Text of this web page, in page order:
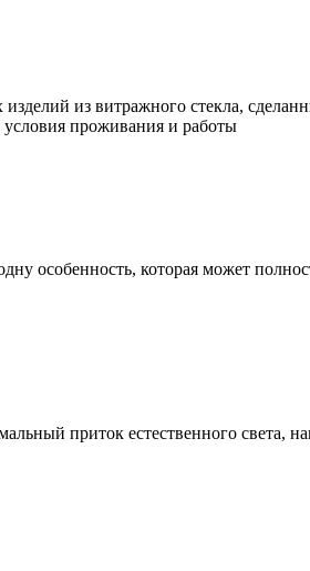
из витражного стекла,
проживания и работы
особенность, которая может
приток естественного света,